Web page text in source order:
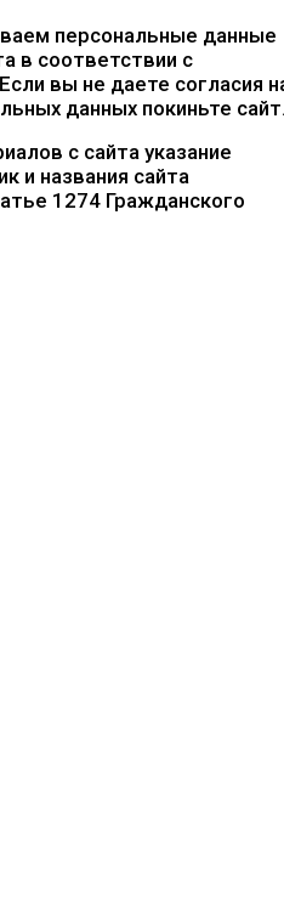
персональные данные
в соответствии с
вы не даете согласия
данных покиньте
с сайта указание
и названия сайта
1274 Гражданского